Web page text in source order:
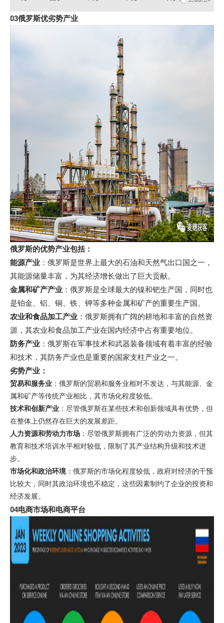
03俄罗斯优劣势产业
俄罗斯的优势产业包括：
能源产业 ：俄罗斯是世界上最大的石油和天然气出口国之一，
其能源储量丰富，为其经济增长做出了巨大贡献。
金属和矿产产业 ：俄罗斯是全球最大的镍和钯生产国，同时也
是铂金、铝、铜、铁、钾等多种金属和矿产的重要生产国。
农业和食品加工产业 ：俄罗斯拥有广阔的耕地和丰富的自然资
源，其农业和食品加工产业在国内经济中占有重要地位。
防务产业 ：俄罗斯在军事技术和武器装备领域有着丰富的经验
和技术，其防务产业也是重要的国家支柱产业之一。
劣势产业：
贸易和服务业 ：俄罗斯的贸易和服务业相对不发达，与其能源、金
属和矿产等传统产业相比，其市场化程度较低。
技术和创新产业 ：尽管俄罗斯在某些技术和创新领域具有优势，但
在整体上仍然存在巨大的发展差距。
人力资源和劳动力市场 ：尽管俄罗斯拥有广泛的劳动力资源，但其
教育和技术培训水平相对较低，限制了其产业结构升级和技术进
步。
市场化和政治环境 ：俄罗斯的市场化程度较低，政府对经济的干预
比较大，同时其政治环境也不稳定，这些因素制约了企业的投资和
经济发展。
04电商市场和电商平台